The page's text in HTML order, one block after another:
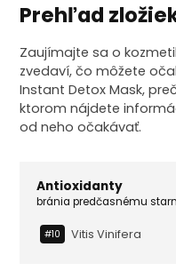
Prehľad
Zaujímajte sa o
zvedaví, čo môžete
Instant Detox Mask,
ktorom nájdete
od neho očakávať.
Antioxidanty
bránia predčasnému
#10 Vitis Vinifera